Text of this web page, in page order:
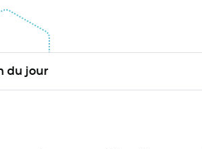
du jour